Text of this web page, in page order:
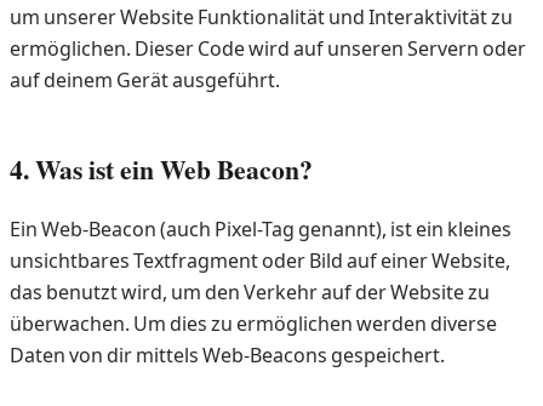
um unserer Website Funktionalität und Interaktivität zu
ermöglichen. Dieser Code wird auf unseren Servern oder
auf deinem Gerät ausgeführt.
4. Was ist ein Web Beacon?
Ein Web-Beacon (auch Pixel-Tag genannt), ist ein kleines
unsichtbares Textfragment oder Bild auf einer Website,
das benutzt wird, um den Verkehr auf der Website zu
überwachen. Um dies zu ermöglichen werden diverse
Daten von dir mittels Web-Beacons gespeichert.